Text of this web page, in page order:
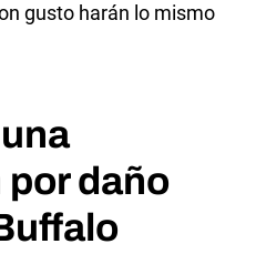
gusto harán lo mismo
daño